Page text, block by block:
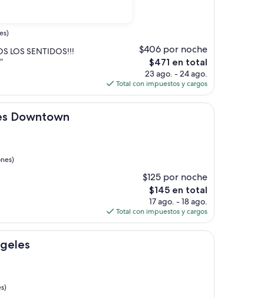
LOS SENTIDOS!!!
$406 por noche
El
precio
actual
es
de
$471 en total
23 ago. - 24 ago.
Total con impuestos y cargos
Downtown
$125 por noche
El
precio
actual
es
de
$145 en total
17 ago. - 18 ago.
Total con impuestos y cargos